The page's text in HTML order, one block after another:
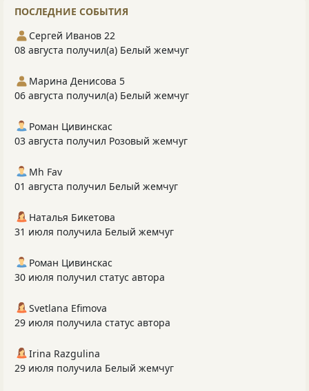
ПОСЛЕДНИЕ СОБЫТИЯ
Сергей Иванов 22
08 августа получил(а) Белый жемчуг
Марина Денисова 5
06 августа получил(а) Белый жемчуг
Роман Цивинскас
03 августа получил Розовый жемчуг
Mh Fav
01 августа получил Белый жемчуг
Наталья Бикетова
31 июля получила Белый жемчуг
Роман Цивинскас
30 июля получил статус автора
Svetlana Efimova
29 июля получила статус автора
Irina Razgulina
29 июля получила Белый жемчуг